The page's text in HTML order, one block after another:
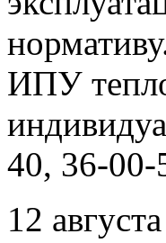
ИПУ
40, 36-
12